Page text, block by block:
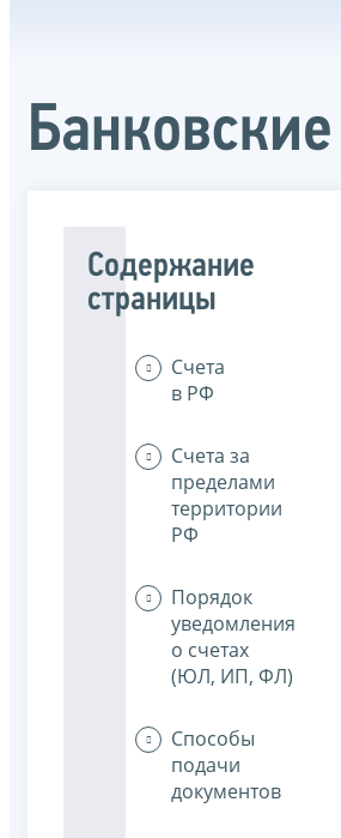
Содержание
страницы
Счета
в РФ
Счета за
пределами
территории
РФ
Порядок
уведомления
о счетах
(ЮЛ, ИП, ФЛ)
Способы
подачи
документов